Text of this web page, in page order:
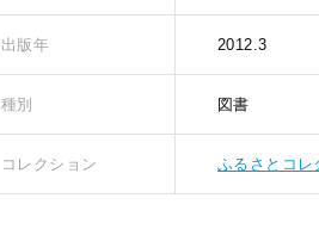
出版年 2012.3
種別 図書
コレクション ふるさとコレ